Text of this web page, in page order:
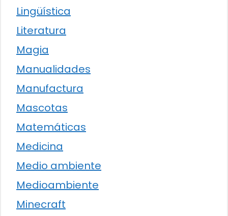
Lingüística
Literatura
Magia
Manualidades
Manufactura
Mascotas
Matemáticas
Medicina
Medio ambiente
Medioambiente
Minecraft